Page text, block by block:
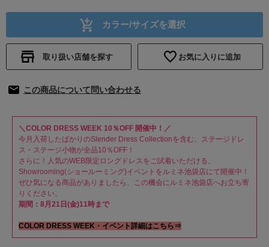
カラー/サイズを選択
取り扱い店舗を探す お気に入りに追加
この商品について問い合わせる
＼COLOR DRESS WEEK 10％OFF 開催中！／
今月入荷したばかりのSlender Dress Collectionを含む、ステージドレ
ス・ステージ小物が全品10％OFF！
さらに！人気のWEB限定ロングドレスをご試着いただける、
Showrooming(ショールーミング)イベントをルミネ池袋店にて開催中！
ぜひ気になる商品がありましたら、この機会にルミネ池袋店へお立ち寄
りください。
期間：8月21日(金)11時まで
COLOR DRESS WEEK・イベント詳細はこちら⇒